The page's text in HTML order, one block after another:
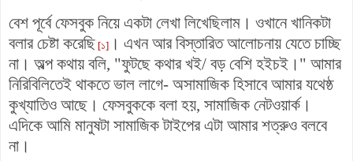
বেশ পূর্বে ফেসবুক নিয়ে একটা লেখা লিখেছিলাম। ওখানে খানিকটা
বলার চেষ্টা করেছি [১] । এখন আর বিস্তারিত আলোচনায় যেতে চাচ্ছি
না। অল্প কথায় বলি, "ফুটছে কথার খই/ বড় বেশি হইচই।" আমার
নিরিবিলিতেই থাকতে ভাল লাগে- অসামাজিক হিসাবে আমার যথেষ্ঠ
কুখ্যাতিও আছে। ফেসবুককে বলা হয়, সামাজিক নেটওয়ার্ক।
এদিকে আমি মানুষটা সামাজিক টাইপের এটা আমার শত্রুও বলবে
না।